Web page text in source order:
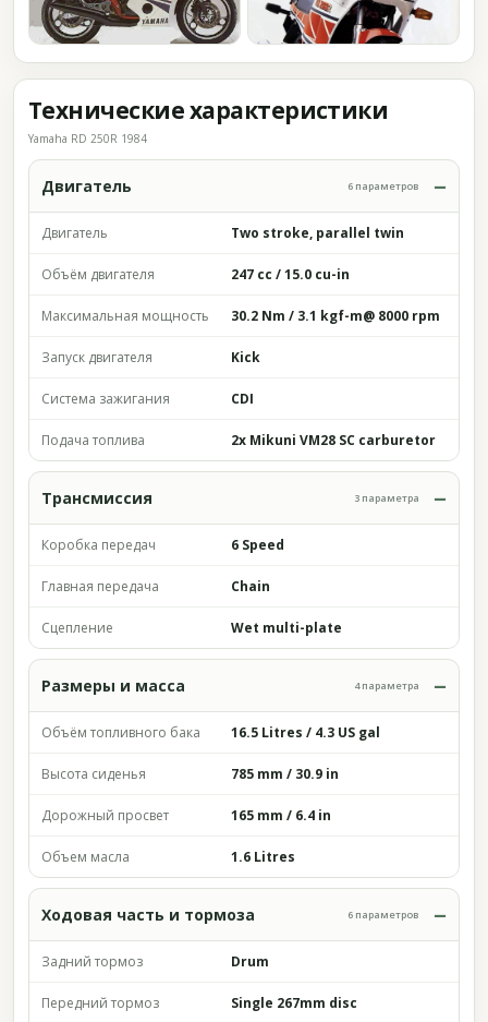
Технические характеристики
Yamaha RD 250R 1984
Двигатель 6 параметров
Двигатель Two stroke, parallel twin
Объём двигателя 247 cc / 15.0 cu-in
Максимальная мощность 30.2 Nm / 3.1 kgf-m@ 8000 rpm
Запуск двигателя Kick
Система зажигания CDI
Подача топлива 2x Mikuni VM28 SC carburetor
Трансмиссия 3 параметра
Коробка передач 6 Speed
Главная передача Chain
Сцепление Wet multi-plate
Размеры и масса 4 параметра
Объём топливного бака 16.5 Litres / 4.3 US gal
Высота сиденья 785 mm / 30.9 in
Дорожный просвет 165 mm / 6.4 in
Объем масла 1.6 Litres
Ходовая часть и тормоза 6 параметров
Задний тормоз Drum
Передний тормоз Single 267mm disc